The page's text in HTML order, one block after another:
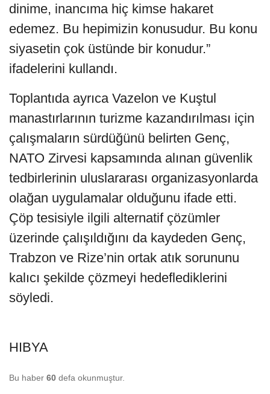
dinime, inancıma hiç kimse hakaret
edemez. Bu hepimizin konusudur. Bu konu
siyasetin çok üstünde bir konudur.”
ifadelerini kullandı.
Toplantıda ayrıca Vazelon ve Kuştul
manastırlarının turizme kazandırılması için
çalışmaların sürdüğünü belirten Genç,
NATO Zirvesi kapsamında alınan güvenlik
tedbirlerinin uluslararası organizasyonlarda
olağan uygulamalar olduğunu ifade etti.
Çöp tesisiyle ilgili alternatif çözümler
üzerinde çalışıldığını da kaydeden Genç,
Trabzon ve Rize’nin ortak atık sorununu
kalıcı şekilde çözmeyi hedeflediklerini
söyledi.
HIBYA
Bu haber 60 defa okunmuştur.